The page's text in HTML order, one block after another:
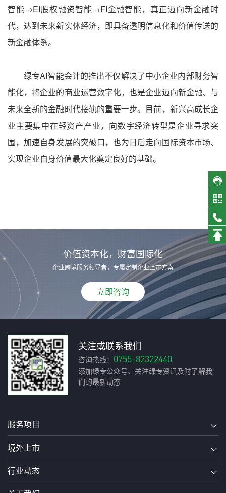
智能→EI股权融资智能→FI金融智能，真正迈向新金融时
代，达到未来新实体经济，即具备透明信息化和价值传送的
新金融体系。
绿专AI智能会计的推出不仅解决了中小企业内部财务智
能化，将企业的商业运营数字化，也是企业迈向新金融、与
未来全新的金融时代接轨的重要一步。目前，新兴高成长企
业主要集中在轻资产产业，向数字经济转型是企业寻求突
围，加速自身发展的突破口，也为日后走向国际资本市场、
实现企业自身价值最大化奠定良好的基础。
价值资本化，财富国际化
企业跨境服务领导者，专属定制企业上市方案
立即咨询
关注或联系我们
咨询热线： 0755-82322440
添加绿专公众号、关注绿专资讯及时了解我
们的最新动态
服务项目
境外上市
行业动态